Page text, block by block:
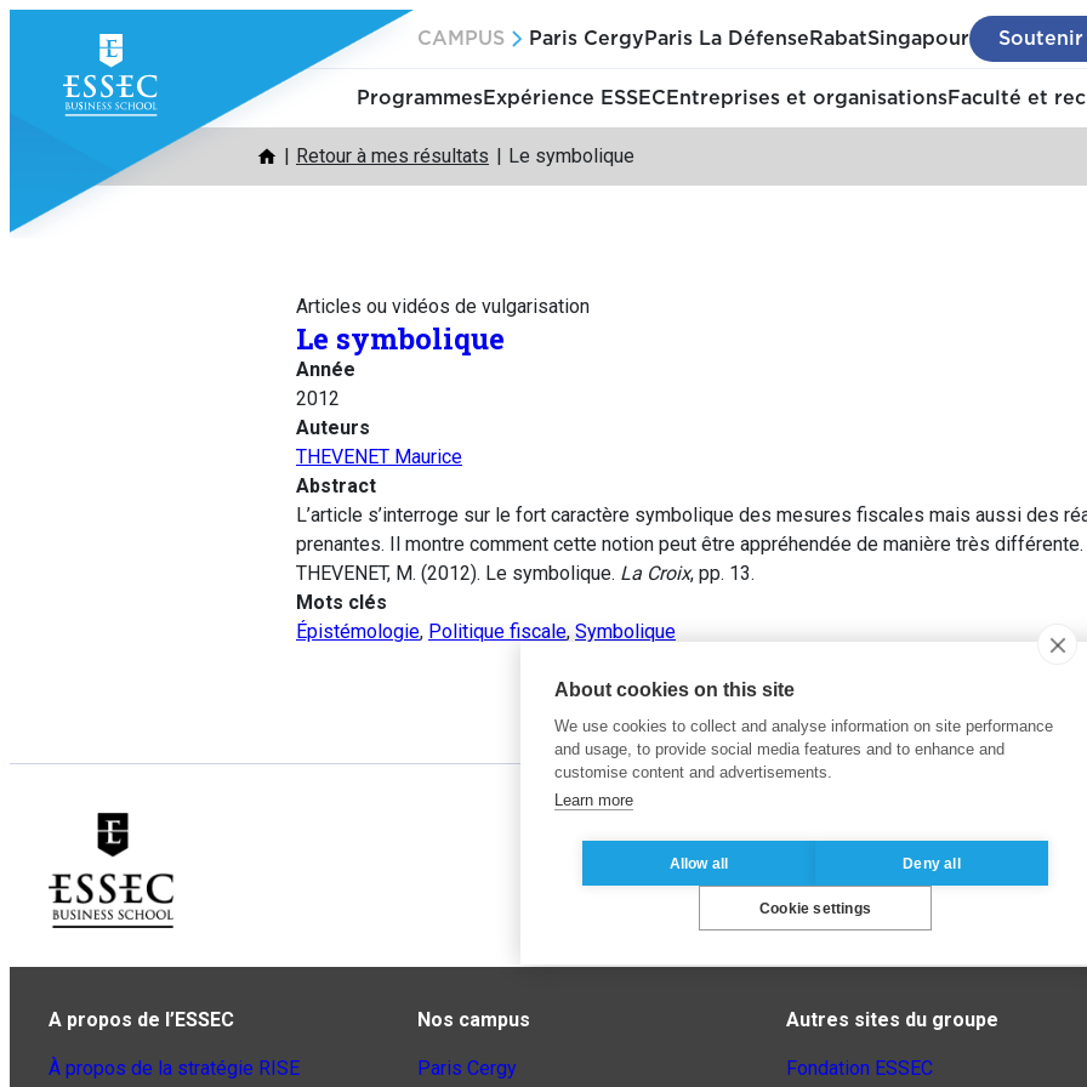
contenu
CAMPUS Paris Cergy Paris La Défense RabatSingapour Soutenir
ProgrammesExpérience ESSEC Entreprises et organisationsFaculté et
Retour à mes résultats Le symbolique
Articles ou vidéos de vulgarisation
Le symbolique
Année
2012
Auteurs
THEVENET Maurice
Abstract
L’article s’interroge sur le fort caractère symbolique des mesures fiscales mais aussi des
prenantes. Il montre comment cette notion peut être appréhendée de manière très différente.
THEVENET, M. (2012). Le symbolique. La Croix, pp. 13.
Mots clés
Épistémologie, Politique fiscale, Symbolique
A propos de l’ESSEC
À propos de la stratégie RISE
Nos campus
Paris Cergy
Autres sites du groupe
Fondation ESSEC
About cookies on this site
We use cookies to collect and analyse information on site performance
and usage, to provide social media features and to enhance and
customise content and advertisements.
Learn more
Allow all Deny all
Cookie settings